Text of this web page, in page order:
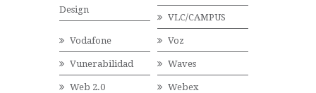
Design
VLC/CAMPUS
Vodafone Voz
Vunerabilidad Waves
Web 2.0 Webex